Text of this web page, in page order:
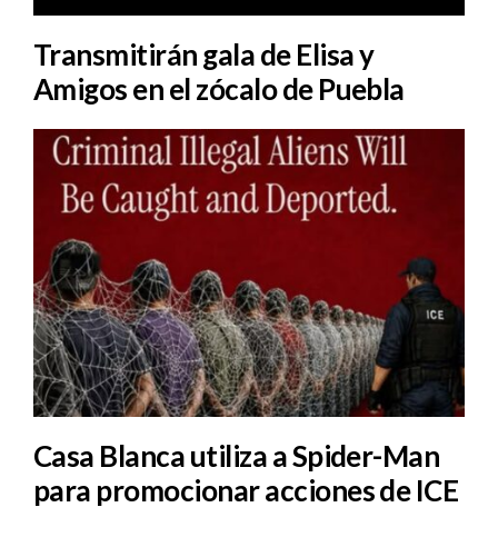
Transmitirán gala de Elisa y
Amigos en el zócalo de Puebla
Casa Blanca utiliza a Spider-Man
para promocionar acciones de ICE